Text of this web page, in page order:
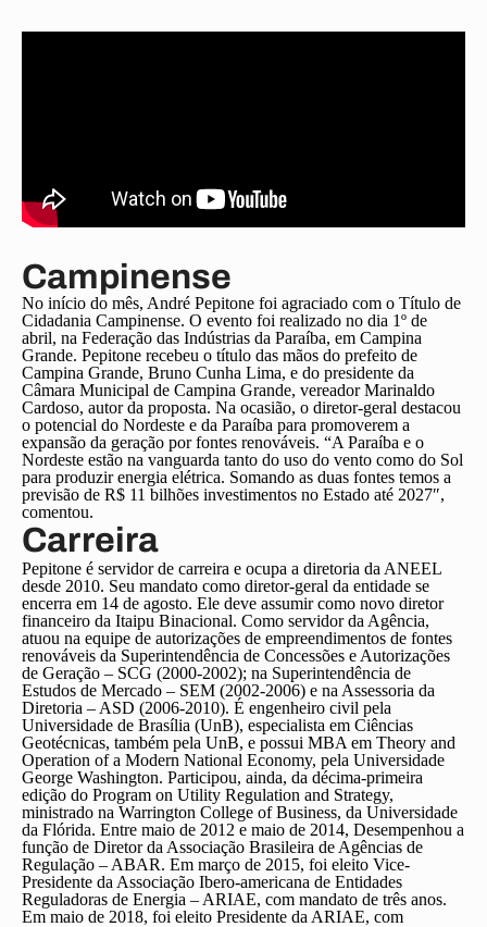
Campinense
No início do mês, André Pepitone foi agraciado com o Título de
Cidadania Campinense. O evento foi realizado no dia 1º de
abril, na Federação das Indústrias da Paraíba, em Campina
Grande. Pepitone recebeu o título das mãos do prefeito de
Campina Grande, Bruno Cunha Lima, e do presidente da
Câmara Municipal de Campina Grande, vereador Marinaldo
Cardoso, autor da proposta. Na ocasião, o diretor-geral destacou
o potencial do Nordeste e da Paraíba para promoverem a
expansão da geração por fontes renováveis. “A Paraíba e o
Nordeste estão na vanguarda tanto do uso do vento como do Sol
para produzir energia elétrica. Somando as duas fontes temos a
previsão de R$ 11 bilhões investimentos no Estado até 2027″,
comentou.
Carreira
Pepitone é servidor de carreira e ocupa a diretoria da ANEEL
desde 2010. Seu mandato como diretor-geral da entidade se
encerra em 14 de agosto. Ele deve assumir como novo diretor
financeiro da Itaipu Binacional. Como servidor da Agência,
atuou na equipe de autorizações de empreendimentos de fontes
renováveis da Superintendência de Concessões e Autorizações
de Geração – SCG (2000-2002); na Superintendência de
Estudos de Mercado – SEM (2002-2006) e na Assessoria da
Diretoria – ASD (2006-2010). É engenheiro civil pela
Universidade de Brasília (UnB), especialista em Ciências
Geotécnicas, também pela UnB, e possui MBA em Theory and
Operation of a Modern National Economy, pela Universidade
George Washington. Participou, ainda, da décima-primeira
edição do Program on Utility Regulation and Strategy,
ministrado na Warrington College of Business, da Universidade
da Flórida. Entre maio de 2012 e maio de 2014, Desempenhou a
função de Diretor da Associação Brasileira de Agências de
Regulação – ABAR. Em março de 2015, foi eleito Vice-
Presidente da Associação Ibero-americana de Entidades
Reguladoras de Energia – ARIAE, com mandato de três anos.
Em maio de 2018, foi eleito Presidente da ARIAE, com